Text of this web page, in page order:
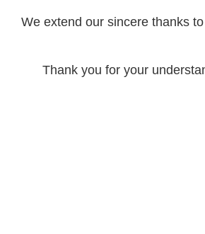
We extend our sincere thanks
Thank you for your